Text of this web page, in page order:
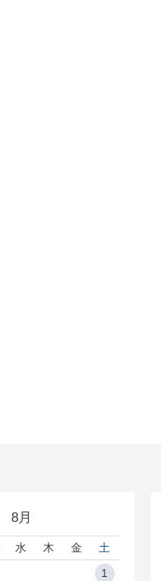
8月
水 木 金
土
1